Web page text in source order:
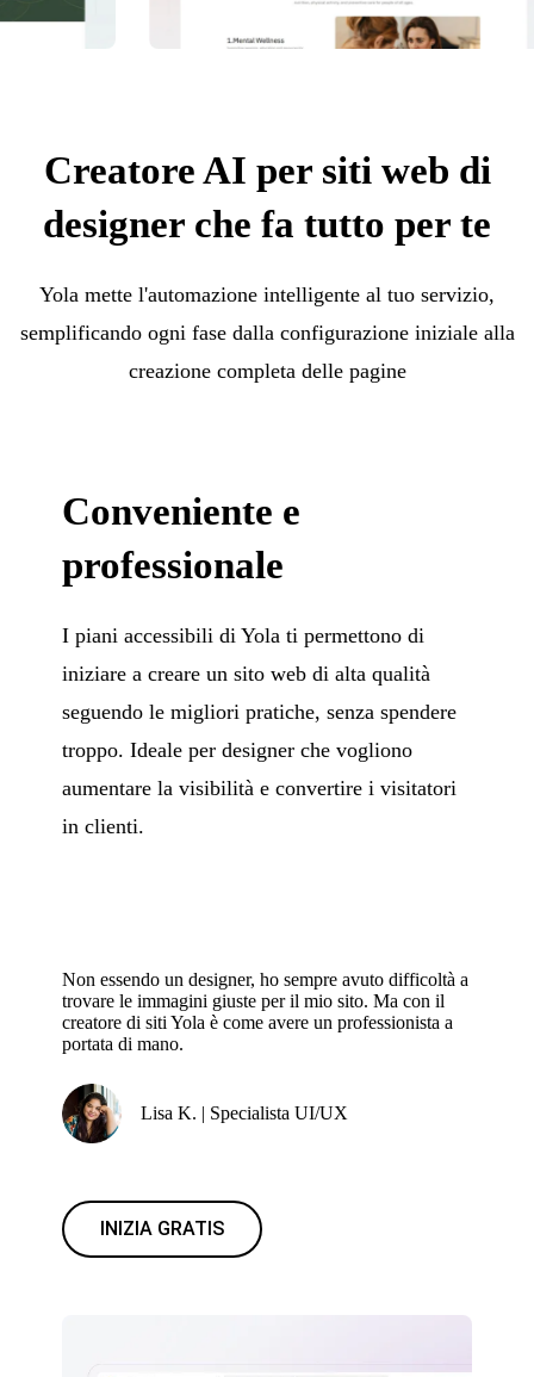
Creatore AI per siti web di
designer che fa tutto per te
Yola mette l'automazione intelligente al tuo servizio,
semplificando ogni fase dalla configurazione iniziale alla
creazione completa delle pagine
Conveniente e
professionale
I piani accessibili di Yola ti permettono di
iniziare a creare un sito web di alta qualità
seguendo le migliori pratiche, senza spendere
troppo. Ideale per designer che vogliono
aumentare la visibilità e convertire i visitatori
in clienti.
Non essendo un designer, ho sempre avuto difficoltà a
trovare le immagini giuste per il mio sito. Ma con il
creatore di siti Yola è come avere un professionista a
portata di mano.
Lisa K. | Specialista UI/UX
INIZIA GRATIS